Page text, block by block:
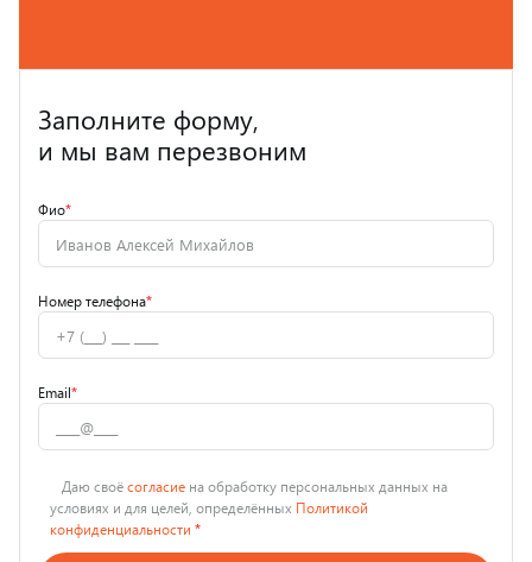
Заполните форму,
и мы вам перезвоним
Фио*
Номер телефона*
Email*
Даю своёсогласие на обработку персональных данных на
условиях и для целей, определённых Политикой
конфиденциальности *